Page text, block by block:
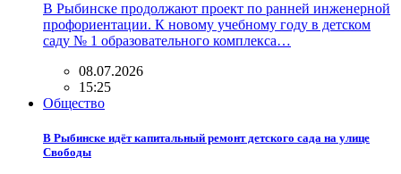
В Рыбинске продолжают проект по ранней инженерной
профориентации. К новому учебному году в детском
саду № 1 образовательного комплекса…
08.07.2026
15:25
Общество
В Рыбинске идёт капитальный ремонт детского сада на улице
Свободы